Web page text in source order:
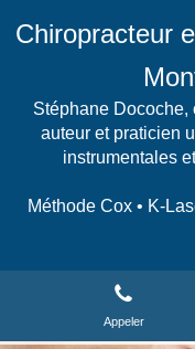
Chiropracteur
Stéphane Docoche,
auteur et praticien
instrumentales
Méthode Cox • K-
Appeler